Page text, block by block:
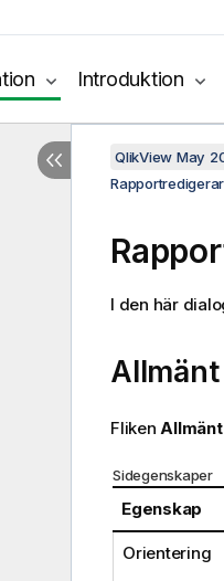
Introduktion
QlikView May
I den här
Allmänt
Fliken Allmänt
Sidegenskaper
Egenskap
Orientering